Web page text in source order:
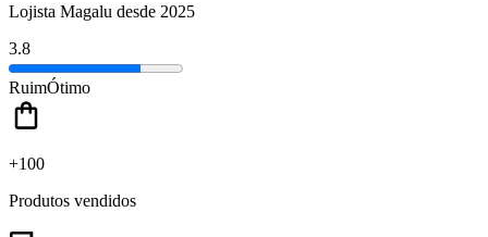
Lojista Magalu desde 2025
3.8
RuimÓtimo
+100
Produtos vendidos